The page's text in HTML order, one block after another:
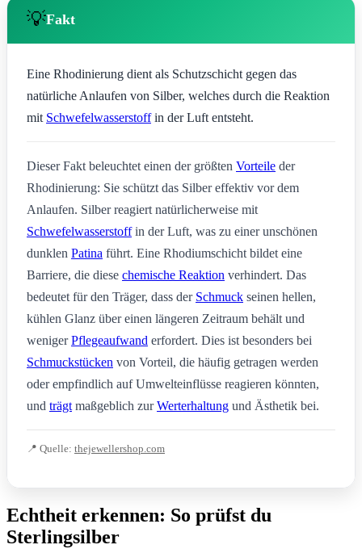
💡Fakt
Eine Rhodinierung dient als Schutzschicht gegen das
natürliche Anlaufen von Silber, welches durch die Reaktion
mit Schwefelwasserstoffin der Luft entsteht.
Dieser Fakt beleuchtet einen der größten Vorteile der
Rhodinierung: Sie schützt das Silber effektiv vor dem
Anlaufen. Silber reagiert natürlicherweise mit
Schwefelwasserstoffin der Luft, was zu einer unschönen
dunklen Patina führt. Eine Rhodiumschicht bildet eine
Barriere, die diese chemische Reaktion verhindert. Das
bedeutet für den Träger, dass der Schmuck seinen hellen,
kühlen Glanz über einen längeren Zeitraum behält und
wenigerPflegeaufwand erfordert. Dies ist besonders bei
Schmuckstücken von Vorteil, die häufig getragen werden
oder empfindlich auf Umwelteinflüsse reagieren könnten,
und trägt maßgeblich zurWerterhaltung und Ästhetik bei.
📍 Quelle: thejewellershop.com
Echtheit erkennen: So prüfst du
Sterlingsilber